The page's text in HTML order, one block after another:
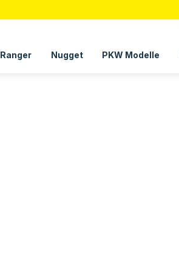
Ranger Nugget PKW Modelle